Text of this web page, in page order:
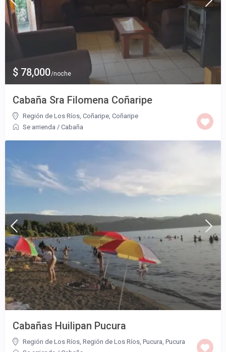
$ 78,000/noche
Cabaña Sra Filomena Coñaripe
Región de Los Ríos, Coñaripe,Coñaripe
Se arrienda /Cabaña
Cabañas Huilipan Pucura
Región de Los Ríos,Región de Los Ríos, Pucura,Pucura